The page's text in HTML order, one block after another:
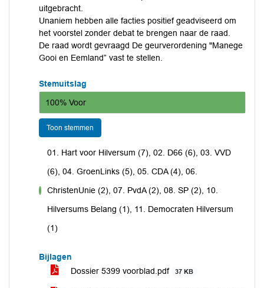
uitgebracht.
Unaniem hebben alle facties positief geadviseerd om
het voorstel zonder debat te brengen naar de raad.
De raad wordt gevraagd De geurverordening "Manege
Gooi en Eemland” vast te stellen.
Stemuitslag
100% Voor
Toon stemmen
01. Hart voor Hilversum (7), 02. D66 (6), 03. VVD
(6), 04. GroenLinks (5), 05. CDA (4), 06.
ChristenUnie (2), 07. PvdA (2), 08. SP (2), 10.
Hilversums Belang (1), 11. Democraten Hilversum
(1)
Bijlagen
Dossier 5399 voorblad.pdf
37 KB